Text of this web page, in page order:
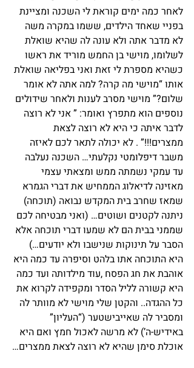
לאחר כמה ימים קוראת לי השכנה ומציינת
בפניי שאחד הילדים, ששמו במקרה משה
לא מדבר אתה ולא עונה לה שהיא שואלת
לשלומו, מוישי בן החמש מוריד את ראשו
כשהיא מספרת לי זאת ואני בפליאה שואלת
אותו “מוישי מה קרה? למה אתה לא אומר
שלום?” מוישי מסרב לענות ולאחר שידולים
נוספים הוא מתפרץ ואומר: ” אני לא רוצה
לדבר איתה כי היא לא רוצה לצאת
ממצרים!!!” . לא יכולה לתאר לכם לאיזה
משבר דיפלומטי נקלעתי… השכנה נעלבה
עד עמקי נשמתה ממש ומצאתי עצמי
מאזינה לדיאלוג הממחיש את דברי הגמרא
שמאז שחרב בית המקדש נבואה (תוכחה)
ניתנה לקטנים ושוטים… (ואני מבטיחה לכם
שממני בבית הם לא שמעו דברי תוכחה אלא
הסבר על תינוקות שנישבו ולא יודעים…)
היא התוכחה אתו בלהט וסיפרה עד כמה היא
אוהבת את חג הפסח ,עוד מילדותה ועד כמה
היא קשורה לליל הסדר ומקפידה לקרוא את
כל ההגדה.. והקטן שלי מוישי לא מוותר לה
ומסביר לה שאייבישטער (“העליון”
באידיש-ה’) לא מרשה לאכול חמץ ואם היא
אוכלת סימן שהיא לא רוצה לצאת ממצרים…